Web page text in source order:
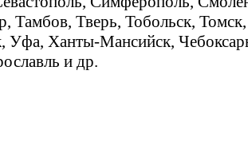
Тамбов, Тверь, Тобольск,
Уфа, Ханты-Мансийск,
и др.